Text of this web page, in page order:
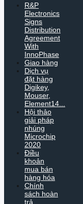
R&P
Electronics
Signs
Distribution
Agreement
With
InnoPhase
Giao hàng
Dịch vụ
đặt hàng
Digikey,
Mouser,
Element14...
Hội thảo
giải pháp
nhúng
Microchip
2020
Điều
khoản
mua bán
hàng hóa
Chính
sách hoàn
trả